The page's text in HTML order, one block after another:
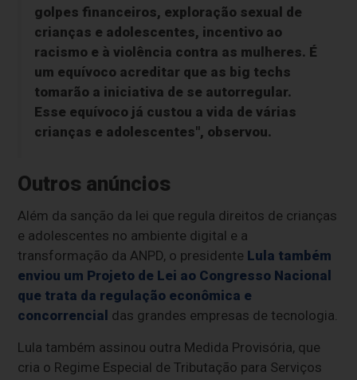
golpes financeiros, exploração sexual de
crianças e adolescentes, incentivo ao
racismo e à violência contra as mulheres. É
um equívoco acreditar que as big techs
tomarão a iniciativa de se autorregular.
Esse equívoco já custou a vida de várias
crianças e adolescentes", observou.
Outros anúncios
Além da sanção da lei que regula direitos de crianças
e adolescentes no ambiente digital e a
transformação da ANPD, o presidente Lula também
enviou um Projeto de Lei ao Congresso Nacional
que trata da regulação econômica e
concorrencial das grandes empresas de tecnologia.
Lula também assinou outra Medida Provisória, que
cria o Regime Especial de Tributação para Serviços